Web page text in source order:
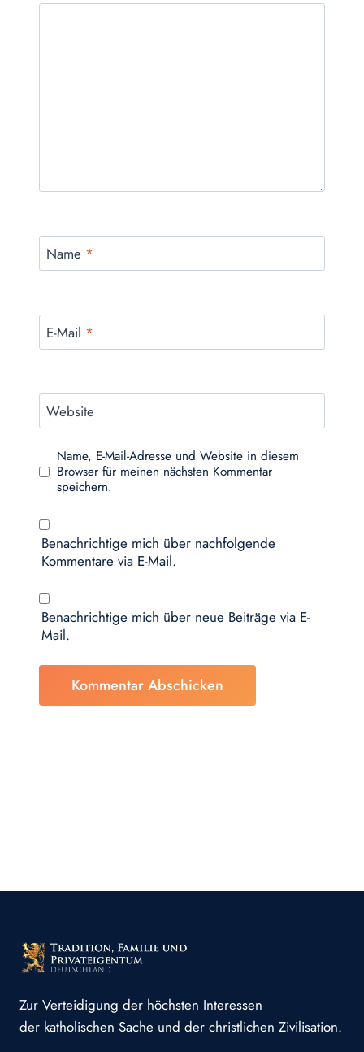
Name *
E-Mail *
Website
Name, E-Mail-Adresse und Website in diesem
Browser für meinen nächsten Kommentar
speichern.
Benachrichtige mich über nachfolgende
Kommentare via E-Mail.
Benachrichtige mich über neue Beiträge via E-
Mail.
Zur Verteidigung der höchsten Interessen
der katholischen Sache und der christlichen Zivilisation.